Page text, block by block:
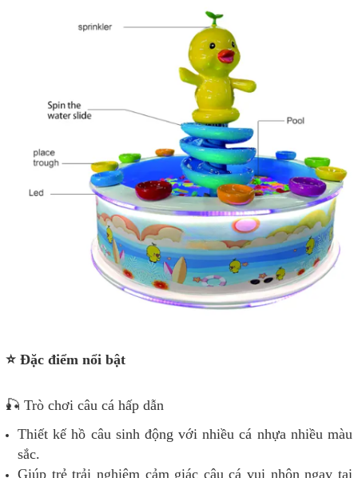
⭐ Đặc điểm nổi bật
🎣 Trò chơi câu cá hấp dẫn
Thiết kế hồ câu sinh động với nhiều cá nhựa nhiều màu
sắc.
Giúp trẻ trải nghiệm cảm giác câu cá vui nhộn ngay tại